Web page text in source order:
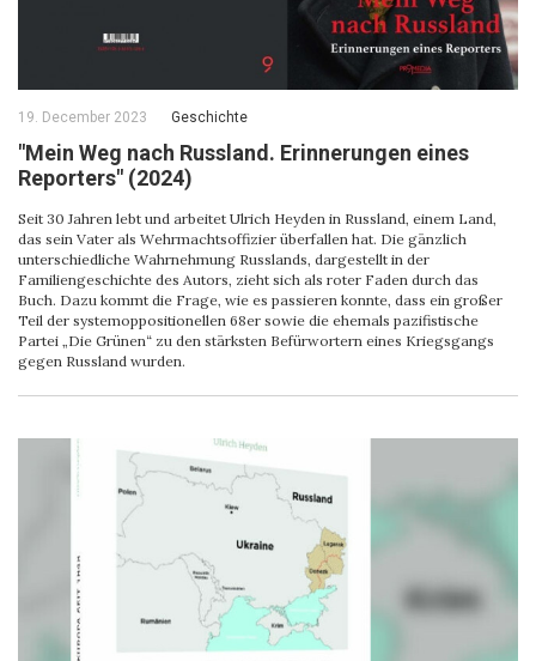
19. December 2023 Geschichte
"Mein Weg nach Russland. Erinnerungen eines
Reporters" (2024)
Seit 30 Jahren lebt und arbeitet Ulrich Heyden in Russland, einem Land,
das sein Vater als Wehrmachtsoffizier überfallen hat. Die gänzlich
unterschiedliche Wahrnehmung Russlands, dargestellt in der
Familiengeschichte des Autors, zieht sich als roter Faden durch das
Buch. Dazu kommt die Frage, wie es passieren konnte, dass ein großer
Teil der systemoppositionellen 68er sowie die ehemals pazifistische
Partei „Die Grünen“ zu den stärksten Befürwortern eines Kriegsgangs
gegen Russland wurden.